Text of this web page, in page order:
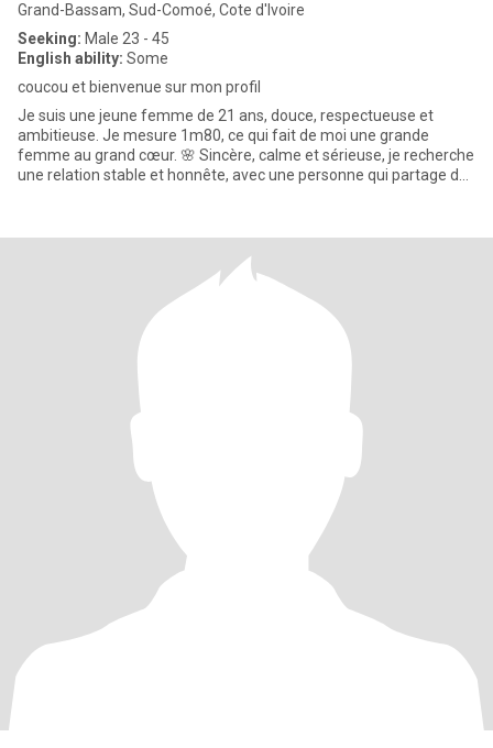
Grand-Bassam, Sud-Comoé, Cote d'Ivoire
Seeking: Male 23 - 45
English ability: Some
coucou et bienvenue sur mon profil
Je suis une jeune femme de 21 ans, douce, respectueuse et
ambitieuse. Je mesure 1m80, ce qui fait de moi une grande
femme au grand cœur. 🌸 Sincère, calme et sérieuse, je recherche
une relation stable et honnête, avec une personne qui partage des